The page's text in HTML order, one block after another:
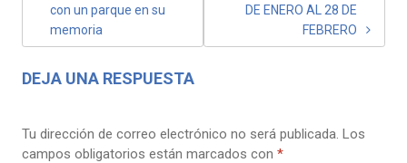
ENTRADAS
con un parque en su
memoria
DE ENERO AL 28 DE
FEBRERO
DEJA UNA RESPUESTA
Tu dirección de correo electrónico no será publicada. Los
campos obligatorios están marcados con *